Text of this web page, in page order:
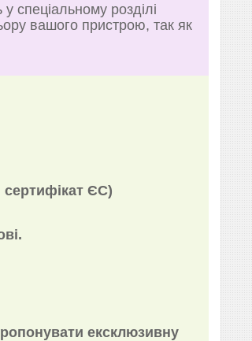
спеціальному розділі
вашого пристрою, так як
сертифікат ЄС)
ексклюзивну